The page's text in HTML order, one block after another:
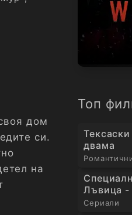
Топ
двама
Лъвица -
Епизод 1
Сериали
дом
си.
на